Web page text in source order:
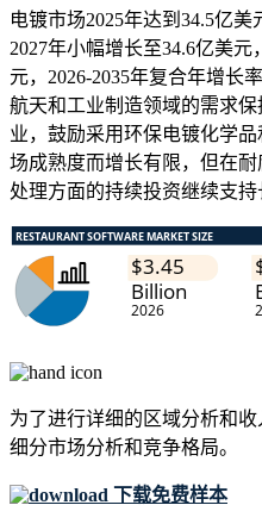
电镀市场2025年达到34.5亿美
2027年小幅增长至34.6亿美
元，2026-2035年复合年增长
航天和工业制造领域的需求
业，鼓励采用环保电镀化学
场成熟度而增长有限，但在
处理方面的持续投资继续支持
为了进行详细的区域分析和
细分市场分析和竞争格局。
下载免费样本